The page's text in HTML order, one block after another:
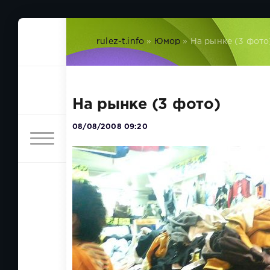
rulez-t.info » Юмор » На рынке (3
На рынке (3 фото)
08/08/2008 09:20